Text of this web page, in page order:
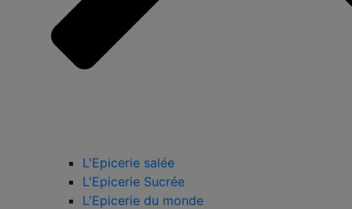
L'Epicerie salée
L'Epicerie Sucrée
L'Epicerie du monde